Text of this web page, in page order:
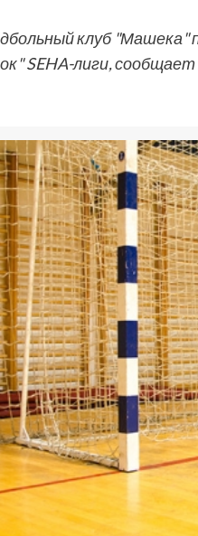
клуб
SEHA-лиги,